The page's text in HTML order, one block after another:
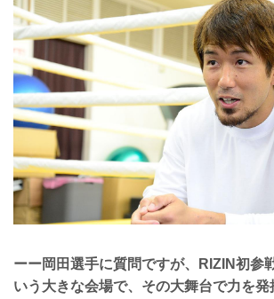
ーー岡田選手に質問ですが、RIZIN初参
いう大きな会場で、その大舞台で力を発